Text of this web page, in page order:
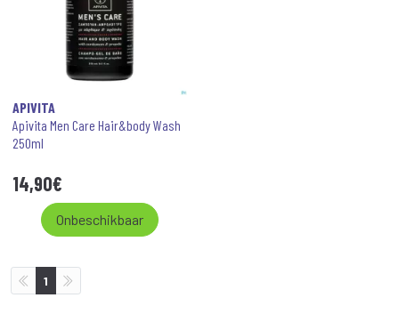
APIVITA
Apivita Men Care Hair&body Wash
250ml
14,90€
Onbeschikbaar
1